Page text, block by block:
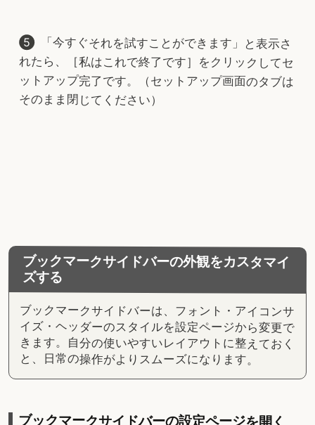
「今すぐそれを試すことができます」と表示さ
れたら、［私はこれで終了です］をクリックしてセ
ットアップ完了です。（セットアップ画面のタブは
そのまま閉じてください）
ブックマークサイドバーの外観をカスタマイ
ズする
ブックマークサイドバーは、フォント・アイコンサ
イズ・ヘッダーのスタイルを設定ページから変更で
きます。自分の使いやすいレイアウトに整えておく
と、日常の操作がよりスムーズになります。
ブックマークサイドバーの設定ページを開く